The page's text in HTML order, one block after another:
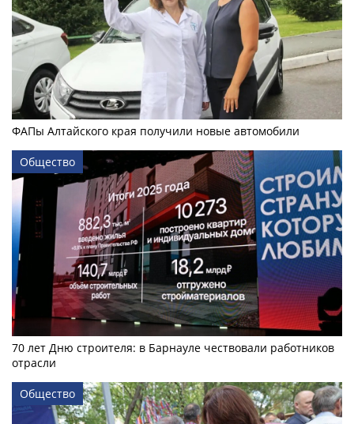
ФАПы Алтайского края получили новые автомобили
Общество
70 лет Дню строителя: в Барнауле чествовали работников
отрасли
Общество